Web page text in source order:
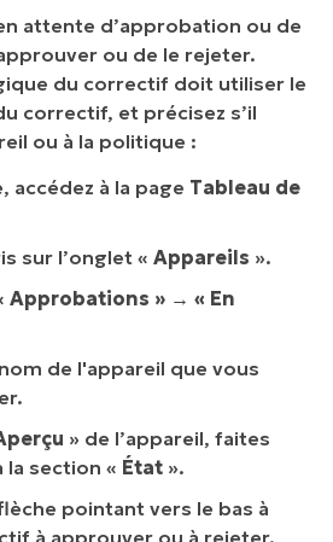
attente d’approbation ou de
ou de le rejeter.
du correctif doit utiliser le
correctif, et précisez s’il
ou à la politique :
accédez à la page Tableau de
sur l’onglet « Appareils ».
Approbations » → « En
de l'appareil que vous
» de l’appareil, faites
la section « État ».
pointant vers le bas à